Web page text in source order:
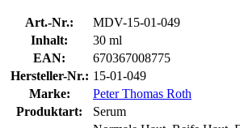
Art.-Nr.:
MDV-15-01-049
Inhalt:
30 ml
EAN:
670367008775
Hersteller-Nr.: 15-01-049
Marke:
Peter Thomas Roth
Produktart:
Serum